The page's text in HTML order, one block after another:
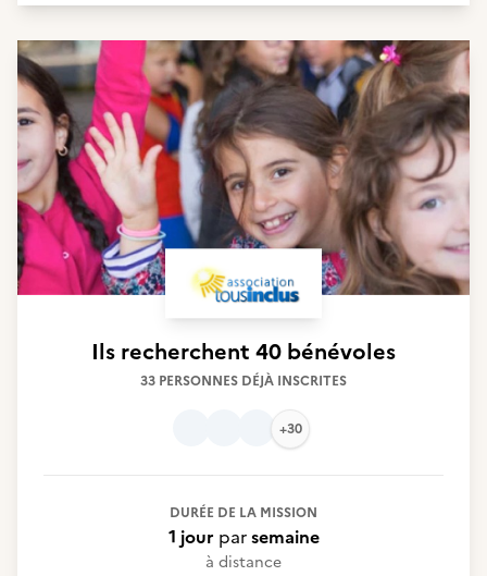
Ils recherchent 40 bénévoles
33 PERSONNES DÉJÀ INSCRITES
+30
DURÉE DE LA MISSION
1 jour parsemaine
à distance